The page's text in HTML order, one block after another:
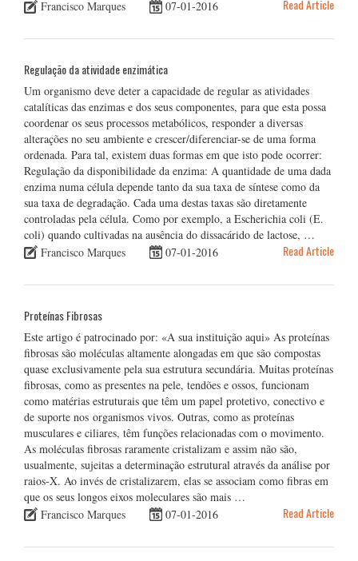
Francisco Marques
07-01-2016 Read Article
Regulação da atividade enzimática
Um organismo deve deter a capacidade de regular as atividades
catalíticas das enzimas e dos seus componentes, para que esta possa
coordenar os seus processos metabólicos, responder a diversas
alterações no seu ambiente e crescer/diferenciar-se de uma forma
ordenada. Para tal, existem duas formas em que isto pode ocorrer:
Regulação da disponibilidade da enzima: A quantidade de uma dada
enzima numa célula depende tanto da sua taxa de síntese como da
sua taxa de degradação. Cada uma destas taxas são diretamente
controladas pela célula. Como por exemplo, a Escherichia coli (E.
coli) quando cultivadas na ausência do dissacárido de lactose, …
Francisco Marques
07-01-2016 Read Article
Proteínas Fibrosas
Este artigo é patrocinado por: «A sua instituição aqui» As proteínas
fibrosas são moléculas altamente alongadas em que são compostas
quase exclusivamente pela sua estrutura secundária. Muitas proteínas
fibrosas, como as presentes na pele, tendões e ossos, funcionam
como matérias estruturais que têm um papel protetivo, conectivo e
de suporte nos organismos vivos. Outras, como as proteínas
musculares e ciliares, têm funções relacionadas com o movimento.
As moléculas fibrosas raramente cristalizam e assim não são,
usualmente, sujeitas a determinação estrutural através da análise por
raios-X. Ao invés de cristalizarem, elas se associam como fibras em
que os seus longos eixos moleculares são mais …
Francisco Marques
07-01-2016 Read Article